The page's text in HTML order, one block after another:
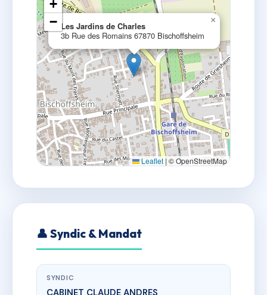
Les Jardins de Charles
3b Rue des Romains 67870 Bischoffsheim
×
+
−
Leaflet |© OpenStreetMap
👤 Syndic & Mandat
SYNDIC
CABINET CLAUDE ANDRES